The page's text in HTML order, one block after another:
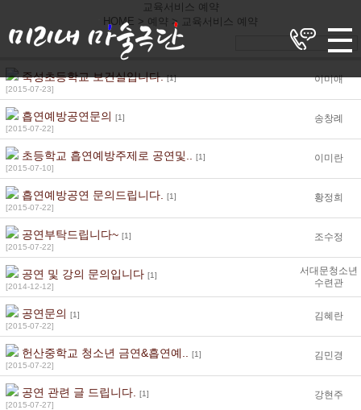
교육서비스 예약
HOME > 예약 > 교육서비스 예약
죽성초등학교 보건실입니다. [1]
[2015-07-23]
이미애
흡연예방공연문의
[1]
[2015-07-22]
송창례
초등학교 흡연예방주제로 공연및.. [1]
[2015-07-10]
이미란
흡연예방공연 문의드립니다. [1]
[2015-07-22]
황정희
공연부탁드립니다~ [1]
[2015-07-22]
조수정
공연 및 강의 문의입니다 [1]
[2014-12-12]
서대문청소년
수련관
공연문의
[1]
[2015-07-22]
김혜란
헌산중학교 청소년 금연&흡연예.. [1]
[2015-07-22]
김민경
공연 관련 글 드립니다. [1]
[2015-07-27]
강현주